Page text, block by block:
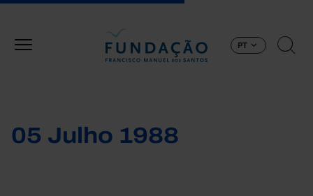
PT
05 Julho 1988